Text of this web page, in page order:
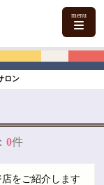
menu
ロン
0件
をご紹介します